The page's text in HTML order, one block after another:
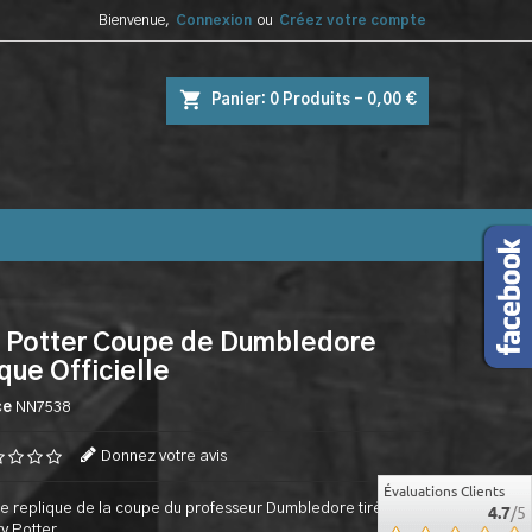
Bienvenue, Connexion ou Créez votre compte
shopping_cart Panier: 0 Produits - 0,00 €
Potter Coupe de Dumbledore
Officielle
NN7538
Donnez votre avis
replique de la coupe du professeur Dumbledore tiré de la
Évaluations Clients
4.7/5